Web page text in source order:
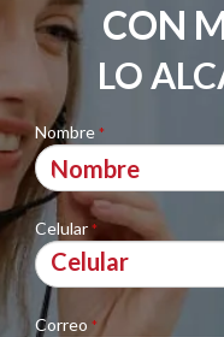
CON
LO
Nombre*
Celular*
Correo*